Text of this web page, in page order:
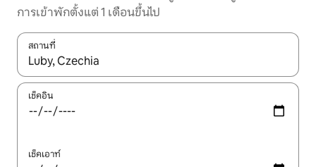
การเข้าพักตั้งแต่ 1 เดือนขึ้นไป
สถานที่
ใช้ลูกศรขึ้นลง หรือใช้การสัมผัสหรือปัด เพื่อสำรวจผลการค้นหา
เช็คอิน
เช็คเอาท์